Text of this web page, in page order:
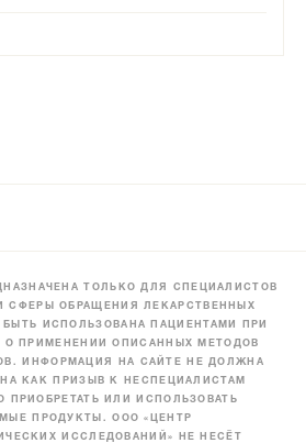
ТОЛЬКО ДЛЯ СПЕЦИАЛИСТОВ
СФЕРЫ ОБРАЩЕНИЯ ЛЕКАРСТВЕННЫХ
ИСПОЛЬЗОВАНА ПАЦИЕНТАМИ ПРИ
О ПРИМЕНЕНИИ ОПИСАННЫХ МЕТОДОВ
ИНФОРМАЦИЯ НА САЙТЕ НЕ ДОЛЖНА
КАК ПРИЗЫВ К НЕСПЕЦИАЛИСТАМ
ПРИОБРЕТАТЬ ИЛИ ИСПОЛЬЗОВАТЬ
ПРОДУКТЫ. ООО «ЦЕНТР
ИССЛЕДОВАНИЙ» НЕ НЕСЁТ